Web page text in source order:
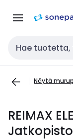
navigointiin
Haku
Näytä
REIMAX